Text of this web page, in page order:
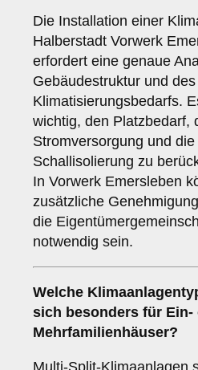
Die Installation einer
Halberstadt Vorwerk
erfordert eine genaue
Gebäudestruktur und des
Klimatisierungsbedarfs.
wichtig, den Platzbedarf,
Stromversorgung und die
Schallisolierung zu
In Vorwerk Emersleben
zusätzliche
die
notwendig sein.
Welche
sich besonders für Ein-
Mehrfamilienhäuser?